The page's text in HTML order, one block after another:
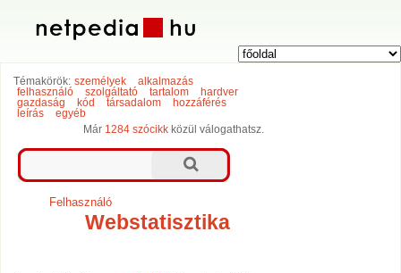
Témakörök: személyek
alkalmazás
felhasználó
szolgáltató tartalom
hardver
gazdaság
kód társadalom
hozzáférés
leírás
egyéb
Már 1284 szócikk közül válogathatsz.
Felhasználó
Webstatisztika